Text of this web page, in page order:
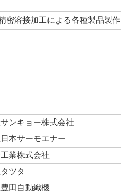
溶接加工による各種製品製作
ンキョー株式会社
本サーモエナー
業株式会社
ツタ
田自動織機